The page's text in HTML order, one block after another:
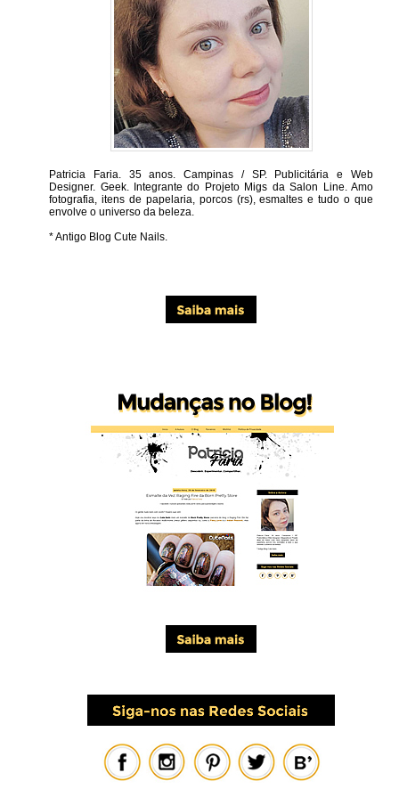
Patricia Faria. 35 anos. Campinas / SP. Publicitária e Web
Designer. Geek. Integrante do Projeto Migs da Salon Line. Amo
fotografia, itens de papelaria, porcos (rs), esmaltes e tudo o que
envolve o universo da beleza.
* Antigo Blog Cute Nails.